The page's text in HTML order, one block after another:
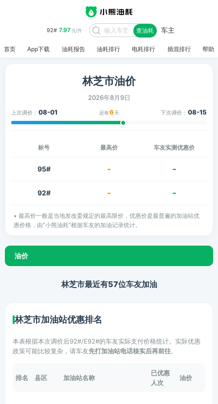
92# 7.97元/升 查油耗 车主
首页 App下载 油耗报告 油耗排行 电耗排行 插混排行 帮助
林芝市油价
2026年8月9日
上次调价： 08-01 还有6 天 下次调价： 08-15
标号 最高价 车友实测优惠价
95# - -
92# - -
• 最高价一般是当地发改委规定的最高限价，优惠价是最普遍的加油站优
惠价格，由"小熊油耗"根据车友的加油记录统计。
油价
林芝市最近有57位车友加油
林芝市加油站优惠排名
本表根据本次调价后92#/E92#的车友实际支付价格统计。实际优惠
政策可能比较复杂，请车友先打加油站电话核实后再前往。
排名 县区 加油站名称
已优惠
人次
油价